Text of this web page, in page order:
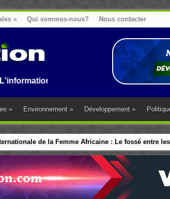
» Qui sommes-nous? Nous contacter
au Benin, en Afrique et dans le monde.
» Environnement » Développement »
de la Femme Africaine : Le fossé entre